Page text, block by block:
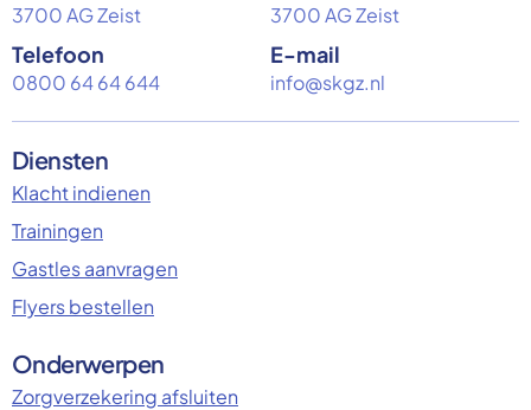
3700 AG Zeist
3700 AG Zeist
Telefoon
0800 64 64 644
E-mail
info@skgz.nl
Diensten
Klacht indienen
Trainingen
Gastles aanvragen
Flyers bestellen
Onderwerpen
Zorgverzekering afsluiten